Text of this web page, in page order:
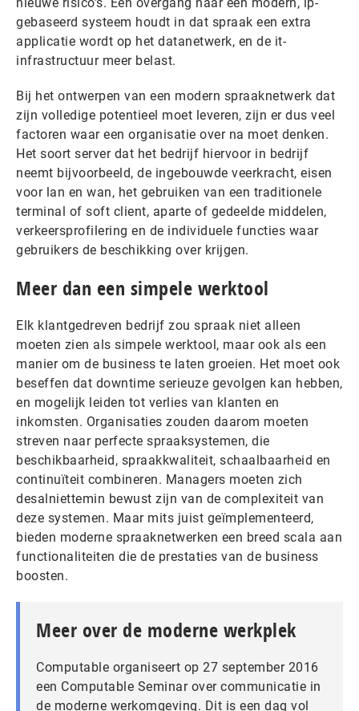
gebaseerd systeem houdt in dat spraak een extra
applicatie wordt op het datanetwerk, en de it-
infrastructuur meer belast.
Bij het ontwerpen van een modern spraaknetwerk dat
zijn volledige potentieel moet leveren, zijn er dus veel
factoren waar een organisatie over na moet denken.
Het soort server dat het bedrijf hiervoor in bedrijf
neemt bijvoorbeeld, de ingebouwde veerkracht, eisen
voor lan en wan, het gebruiken van een traditionele
terminal of soft client, aparte of gedeelde middelen,
verkeersprofilering en de individuele functies waar
gebruikers de beschikking over krijgen.
Meer dan een simpele werktool
Elk klantgedreven bedrijf zou spraak niet alleen
moeten zien als simpele werktool, maar ook als een
manier om de business te laten groeien. Het moet ook
beseffen dat downtime serieuze gevolgen kan hebben,
en mogelijk leiden tot verlies van klanten en
inkomsten. Organisaties zouden daarom moeten
streven naar perfecte spraaksystemen, die
beschikbaarheid, spraakkwaliteit, schaalbaarheid en
continuïteit combineren. Managers moeten zich
desalniettemin bewust zijn van de complexiteit van
deze systemen. Maar mits juist geïmplementeerd,
bieden moderne spraaknetwerken een breed scala aan
functionaliteiten die de prestaties van de business
boosten.
Meer over de moderne werkplek
Computable organiseert op 27 september 2016
een Computable Seminar over communicatie in
de moderne werkomgeving. Dit is een dag vol